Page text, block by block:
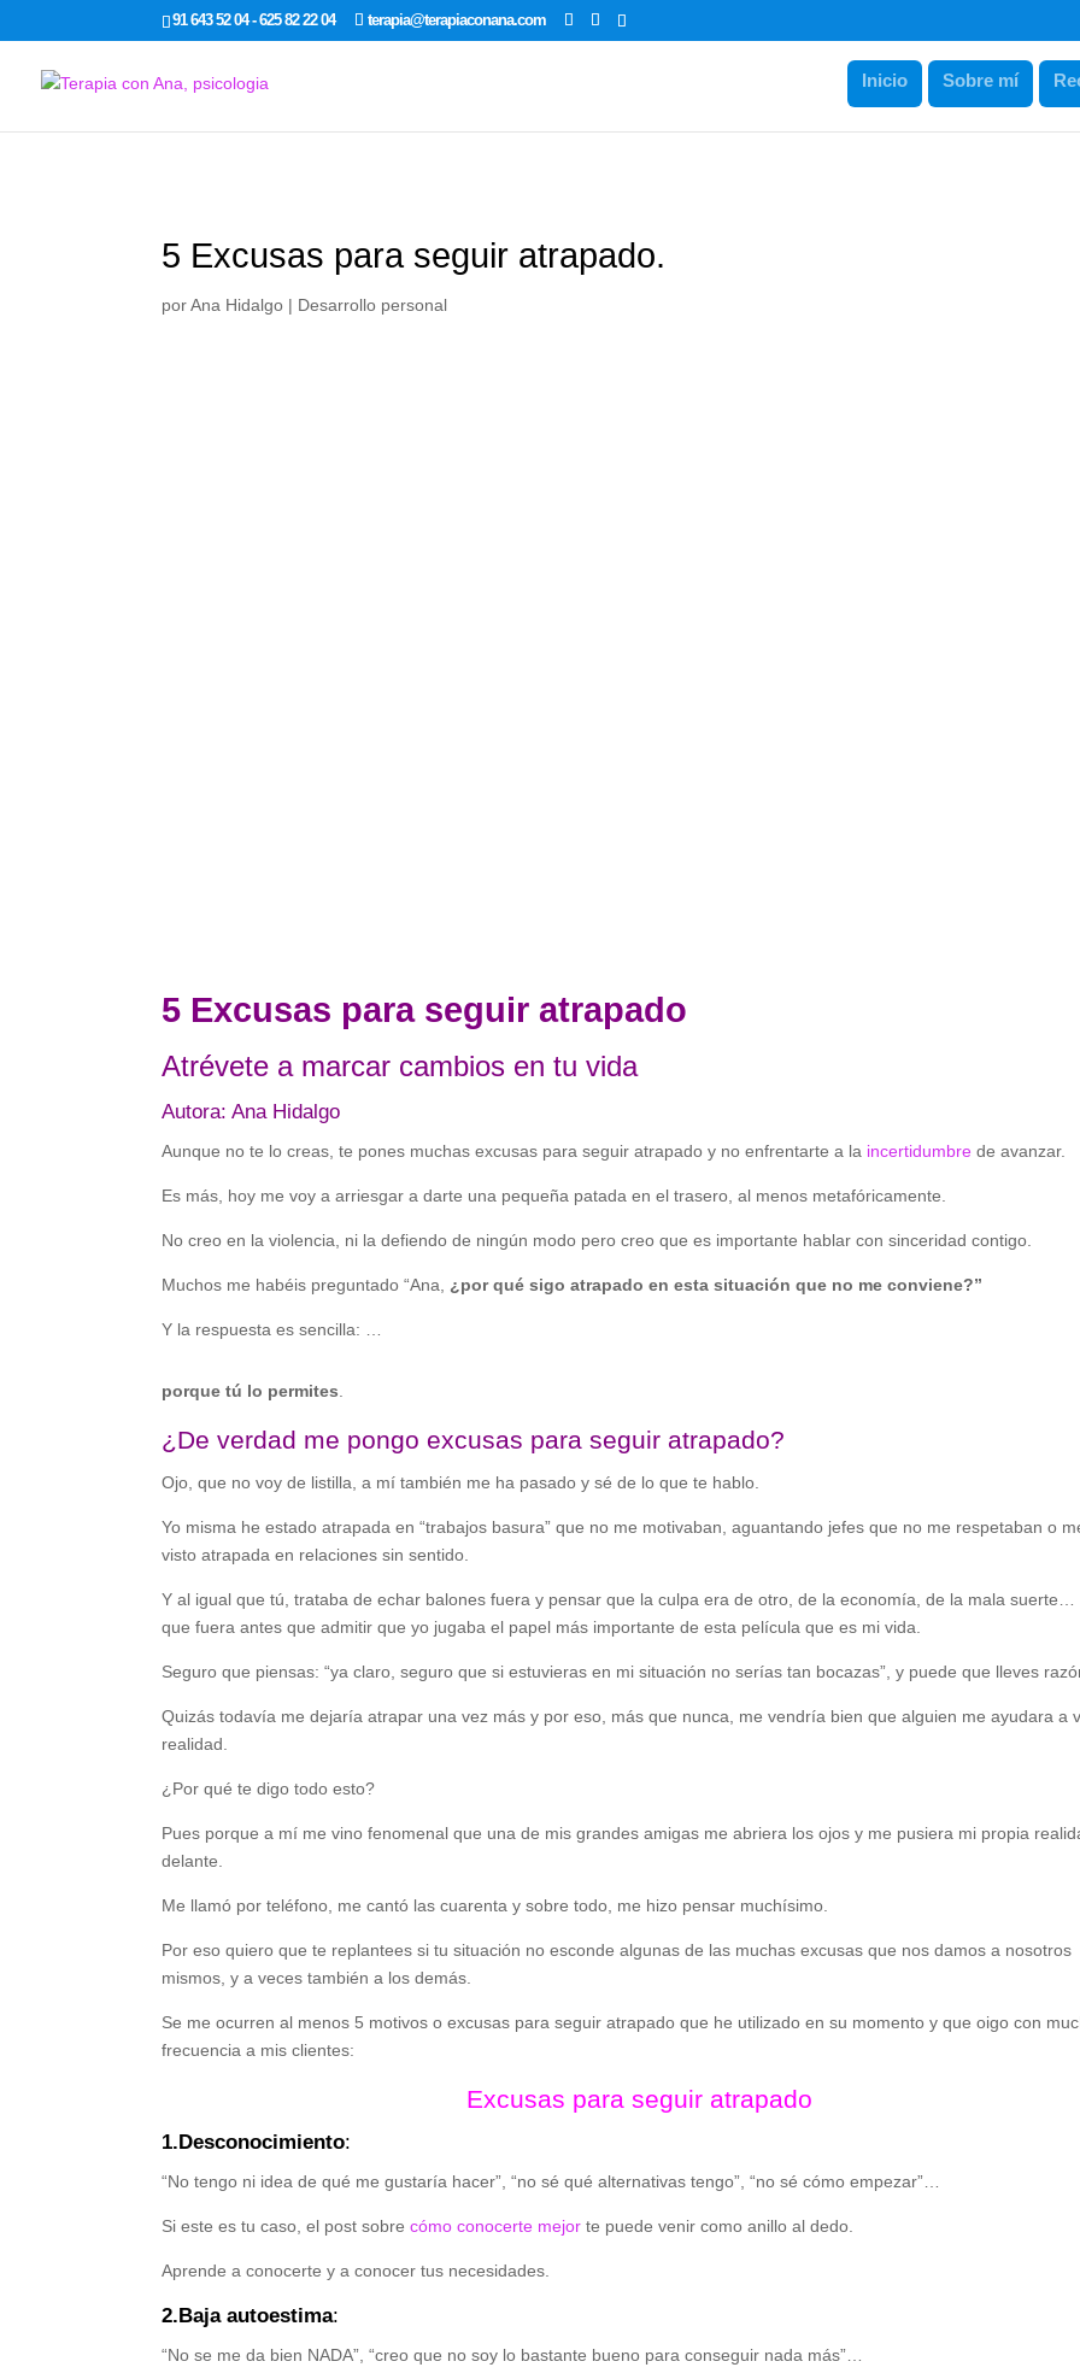
google-site-verification: google7dcda757e565a307.html
91 643 52 04 - 625 82 22 04 terapia@terapiaconana.com
Inicio Sobre mí
5 Excusas para seguir atrapado.
porAna Hidalgo | Desarrollo personal
5 Excusas para seguir atrapado
Atrévete a marcar cambios en tu vida
Autora: Ana Hidalgo
Aunque no te lo creas, te pones muchas excusas para seguir atrapado y no enfrentarte a la incertidumbre de avanzar.
Es más, hoy me voy a arriesgar a darte una pequeña patada en el trasero, al menos metafóricamente.
No creo en la violencia, ni la defiendo de ningún modo pero creo que es importante hablar con sinceridad contigo.
Muchos me habéis preguntado “Ana, ¿por qué sigo atrapado en esta situación que no me conviene?”
Y la respuesta es sencilla: …
porque tú lo permites
¿De verdad me pongo excusas para seguir atrapado?
Ojo, que no voy de listilla, a mí también me ha pasado y sé de lo que te hablo.
Yo misma he estado atrapada en “trabajos basura” que no me motivaban, aguantando jefes que no me respetaban o
visto atrapada en relaciones sin sentido.
Y al igual que tú, trataba de echar balones fuera y pensar que la culpa era de otro, de la economía, de la mala suerte…
que fuera antes que admitir que yo jugaba el papel más importante de esta película que es mi vida.
Seguro que piensas: “ya claro, seguro que si estuvieras en mi situación no serías tan bocazas”, y puede que lleves
Quizás todavía me dejaría atrapar una vez más y por eso, más que nunca, me vendría bien que alguien me ayudara a
realidad.
¿Por qué te digo todo esto?
Pues porque a mí me vino fenomenal que una de mis grandes amigas me abriera los ojos y me pusiera mi propia
delante.
Me llamó por teléfono, me cantó las cuarenta y sobre todo, me hizo pensar muchísimo.
Por eso quiero que te replantees si tu situación no esconde algunas de las muchas excusas que nos damos a nosotros
mismos, y a veces también a los demás.
Se me ocurren al menos 5 motivos o excusas para seguir atrapado que he utilizado en su momento y que oigo con
frecuencia a mis clientes:
Excusas para seguir atrapado
1.Desconocimiento:
“No tengo ni idea de qué me gustaría hacer”, “no sé qué alternativas tengo”, “no sé cómo empezar”…
Si este es tu caso, el post sobrecómo conocerte mejor te puede venir como anillo al dedo.
Aprende a conocerte y a conocer tus necesidades.
2.Baja autoestima:
“No se me da bien NADA”, “creo que no soy lo bastante bueno para conseguir nada más”…